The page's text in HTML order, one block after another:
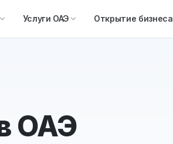
Услуги ОАЭ Открытие бизнеса
ОАЭ